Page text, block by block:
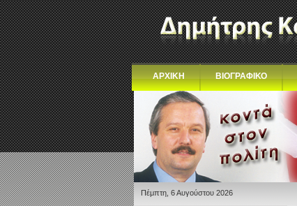
ΑΡΧΙΚΗ ΒΙΟΓΡΑΦΙΚΟ
Πέμπτη, 6 Αυγούστου 2026